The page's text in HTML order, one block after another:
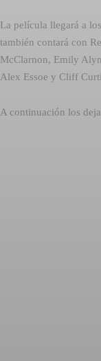
La película llegará a
también contará con
McClarnon, Emily
Alex Essoe y Cliff
A continuación los